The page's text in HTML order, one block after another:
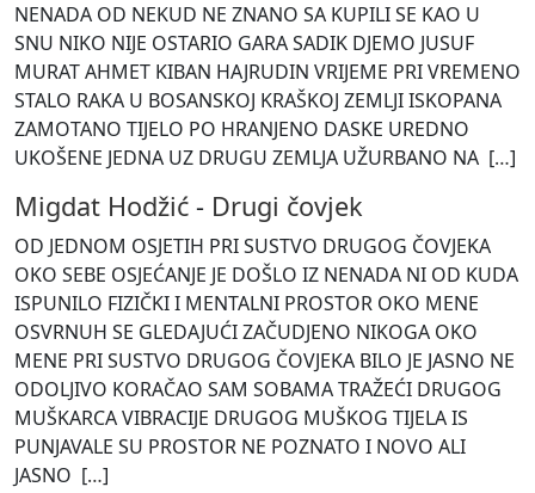
NENADA OD NEKUD NE ZNANO SA KUPILI SE KAO U
SNU NIKO NIJE OSTARIO GARA SADIK DJEMO JUSUF
MURAT AHMET KIBAN HAJRUDIN VRIJEME PRI VREMENO
STALO RAKA U BOSANSKOJ KRAŠKOJ ZEMLJI ISKOPANA
ZAMOTANO TIJELO PO HRANJENO DASKE UREDNO
UKOŠENE JEDNA UZ DRUGU ZEMLJA UŽURBANO NA […]
Migdat Hodžić - Drugi čovjek
OD JEDNOM OSJETIH PRI SUSTVO DRUGOG ČOVJEKA
OKO SEBE OSJEĆANJE JE DOŠLO IZ NENADA NI OD KUDA
ISPUNILO FIZIČKI I MENTALNI PROSTOR OKO MENE
OSVRNUH SE GLEDAJUĆI ZAČUDJENO NIKOGA OKO
MENE PRI SUSTVO DRUGOG ČOVJEKA BILO JE JASNO NE
ODOLJIVO KORAČAO SAM SOBAMA TRAŽEĆI DRUGOG
MUŠKARCA VIBRACIJE DRUGOG MUŠKOG TIJELA IS
PUNJAVALE SU PROSTOR NE POZNATO I NOVO ALI
JASNO […]